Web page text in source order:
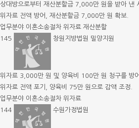
상대방으로부터 재산분할금 7,000만 원을 받아 낸
위자료 전액 방어, 재산분할금 7,000만 원 확보.
업무분야 이혼소송절차 위자료 재산분할
145
창원지방법원 밀양지원
위자료 3,000만 원 및 양육비 100만 원 청구를 방
위자료 전액 포기, 양육비 75만 원으로 감액 조정.
업무분야 이혼소송절차 위자료
144
수원가정법원